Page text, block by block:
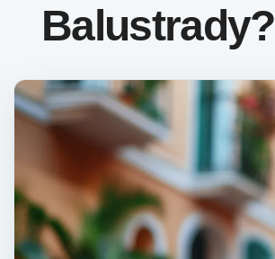
Balustrady?